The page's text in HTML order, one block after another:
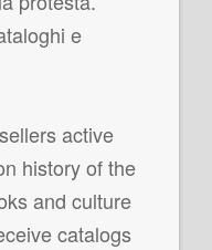
e
active
history of the
and culture
catalogs